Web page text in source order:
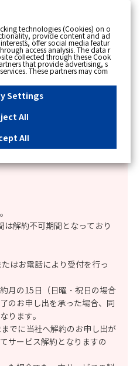
17:10
サポート」を解約した場
か知りたい。
解約不可期間となっており
はお電話により受付を行っ
月の15日（日曜・祝日の場合
のお申し出を承った場合、同
ります。
でに当社へ解約のお申し出が
サービス解約となりますの
technologies (Cookies) on o
provide content and ad
offer social media featur
access analysis. The data r
collected through these Cook
that provide advertising, s
These partners may com
other data that you have provi
from your use of their s
and optimise advertisemen
other than us on the internet.
All". If you agree to the use
All". To select your preferen
rejection settings at any time by c
on this banner or through y
information regarding the pr
Cookies DetailsPrivacy Polic
Settings
All
All